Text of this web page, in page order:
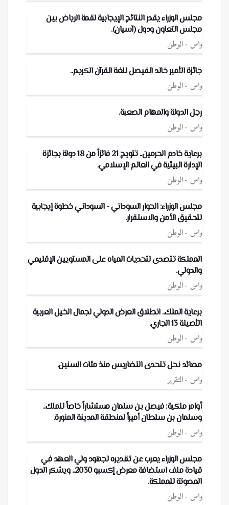
مجلس الوزراء يقدر النتائج الإيجابية لقمة الرياض بين
مجلس التعاون ودول (آسيان).
واس الوطن
جائزة الأمير خالد الفيصل للغة القرآن الكريم..
واس الوطن
رجل الدولة والمهام الصعبة.
واس الوطن
برعاية خادم الحرمين.. تتويج 21 فائزاً من 18 دولة بجائزة
الإدارة البيئية في العالم الإسلامي.
واس الوطن
مجلس الوزراء: الحوار السوداني - السوداني خطوة إيجابية
لتحقيق الأمن والاستقرار.
واس الوطن
المملكة تتصدى لتحديات المياه على المستويين الإقليمي
والدولي.
واس الوطن
برعاية الملك.. انطلاق العرض الدولي لجمال الخيل العربية
الأصيلة 13 الجاري.
واس الوطن
مصائد نحل تتحدى التضاريس منذ مئات السنين.
واس التقرير
أوامر ملكية: فيصل بن سلمان مستشاراً خاصاً للملك..
وسلمان بن سلطان أميراً لمنطقة المدينة المنورة.
واس الوطن
مجلس الوزراء يعرب عن تقديره لجهود ولي العهد في
قيادة ملف استضافة معرض إكسبو 2030.. ويشكر الدول
المصوتة للمملكة.
واس الوطن